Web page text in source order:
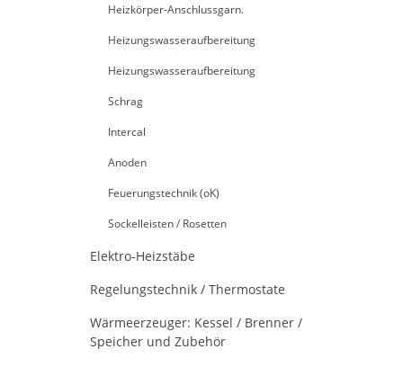
Heizkörper-Anschlussgarn.
Heizungswasseraufbereitung
Heizungswasseraufbereitung
Schrag
Intercal
Anoden
Feuerungstechnik (oK)
Sockelleisten / Rosetten
Elektro-Heizstäbe
Regelungstechnik / Thermostate
Wärmeerzeuger: Kessel / Brenner /
Speicher und Zubehör